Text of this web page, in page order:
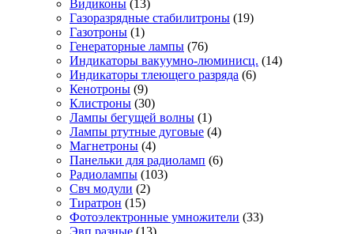
Видиконы (13)
Газоразрядные стабилитроны (19)
Газотроны (1)
Генераторные лампы (76)
Индикаторы вакуумно-люминисц. (14)
Индикаторы тлеющего разряда (6)
Кенотроны (9)
Клистроны (30)
Лампы бегущей волны (1)
Лампы ртутные дуговые (4)
Магнетроны (4)
Панельки для радиоламп (6)
Радиолампы (103)
Свч модули (2)
Тиратрон (15)
Фотоэлектронные умножители (33)
Эвп разные (13)